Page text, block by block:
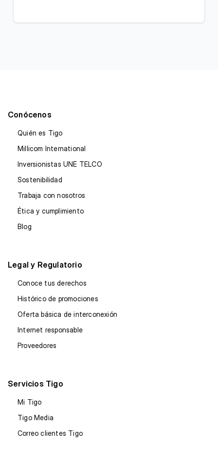
Conócenos
Quién es Tigo
Millicom International
Inversionistas UNE TELCO
Sostenibilidad
Trabaja con nosotros
Ética y cumplimiento
Blog
Legal y Regulatorio
Conoce tus derechos
Histórico de promociones
Oferta básica de interconexión
Internet responsable
Proveedores
Servicios Tigo
Mi Tigo
Tigo Media
Correo clientes Tigo